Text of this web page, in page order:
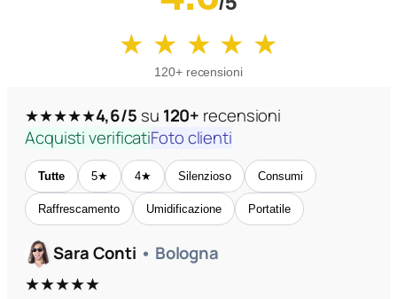
★ ★ ★ ★ ★
120+ recensioni
★★★★★4,6/5 su 120+ recensioni
Acquisti verificatiFoto clienti
Tutte 5★ 4★ Silenzioso Consumi
Raffrescamento Umidificazione Portatile
Sara Conti • Bologna
★★★★★